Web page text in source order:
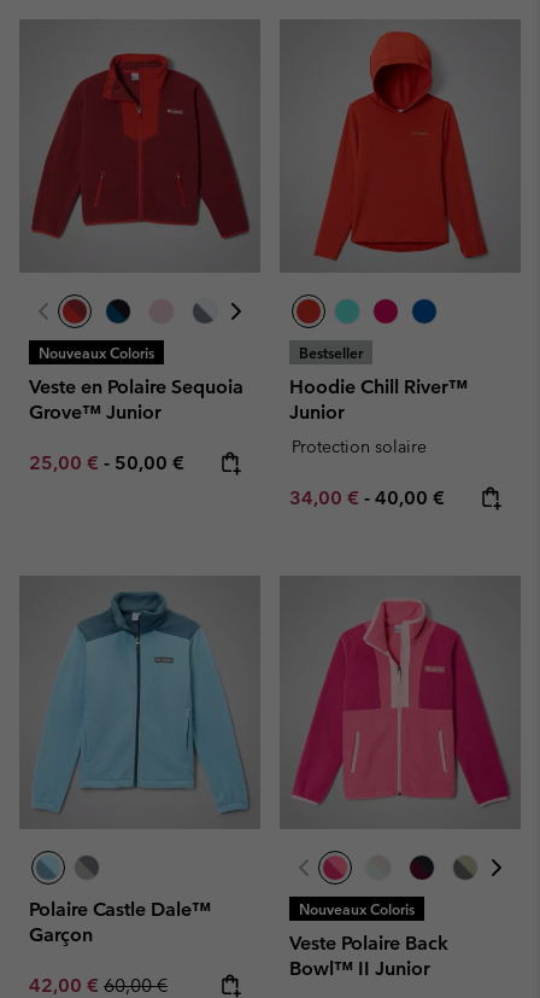
Nouveaux Coloris
Veste en Polaire Sequoia
Grove™ Junior
Minimum sale price:
25,00 € - Maximum price:
50,00 €
Bestseller
Hoodie Chill River™
Junior
Protection solaire
Minimum sale price:
34,00 € - Maximum price:
40,00 €
Polaire Castle Dale™
Garçon
Sale price:
42,00 € Regular price:
60,00 €
Nouveaux Coloris
Veste Polaire Back
Bowl™ II Junior